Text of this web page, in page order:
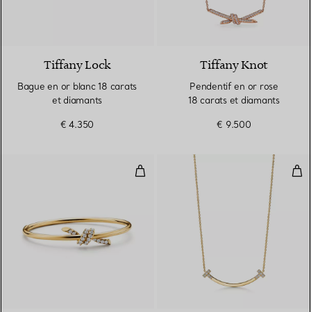
3 Matériaux
Tiffany Lock
Bague en or blanc 18 carats
et diamants
€ 4.350
Tiffany Knot
Pendentif en or rose
18 carats et diamants
€ 9.500
Bracelet jonc Wire en or jaune
4 Matériaux